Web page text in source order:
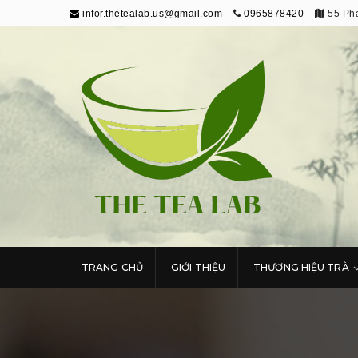
infor.thetealab.us@gmail.com 0965878420 55
The Tea Lab
Trang Thông Tin Về Trà
TRANG CHỦ GIỚI THIỆU THƯƠNG HIỆU TRÀ